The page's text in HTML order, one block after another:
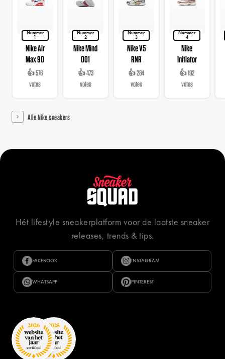
Nummer
1
Nike Air
Max 90
👍 576
votes
Nummer
2
Nike Mind
001
👍 473
votes
Nummer
3
Nike V5
RNR
👍 284
votes
Nummer
4
Nike
Initiator
👍 192
votes
Alle Nike sneakers
Hét lifestyle sneakerplatform voor de laatste sneaker
releases, trends & tips.
FACEBOOK INSTAGRAM
WHATSAPP PINTEREST